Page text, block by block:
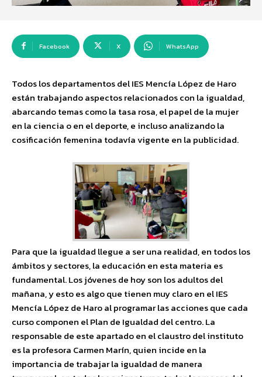
Facebook X WhatsApp
Todos los departamentos del IES Mencía López de Haro
están trabajando aspectos relacionados con la igualdad,
abarcando temas como la tasa rosa, el papel de la mujer
en la ciencia o en el deporte, e incluso analizando la
cosificación femenina todavía vigente en la publicidad.
Para que la igualdad llegue a ser una realidad, en todos los
ámbitos y sectores, la educación en esta materia es
fundamental. Los jóvenes de hoy son los adultos del
mañana, y esto es algo que tienen muy claro en el IES
Mencía López de Haro al programar las acciones que cada
curso componen el Plan de Igualdad del centro. La
responsable de este apartado en el claustro del instituto
es la profesora Carmen Marín, quien incide en la
importancia de trabajar la igualdad de manera